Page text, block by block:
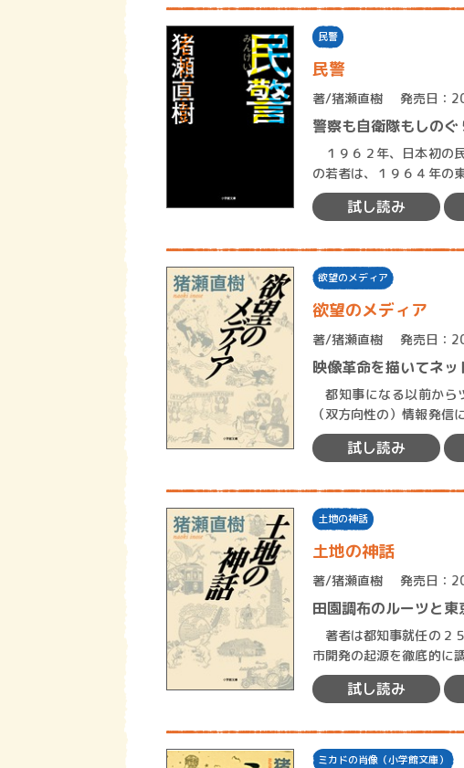
民警
民警
著/猪瀬直樹 発売日：
警察も自衛隊もしの
１９６２年、日本初の
の若者は、１９６４年の
た警察官僚が、のちに綜
試し読み
欲望のメディア
欲望のメディア
著/猪瀬直樹 発売日：
映像革命を描いてネッ
都知事になる以前から
（双方向性の）情報発
テレビの本質を、本書の
試し読み
土地の神話
土地の神話
著/猪瀬直樹 発売日：
田園調布のルーツと東
著者は都知事就任の２
市開発の起源を徹底的に
のある傑作。 都
試し読み
ミカドの肖像（小学館文庫）